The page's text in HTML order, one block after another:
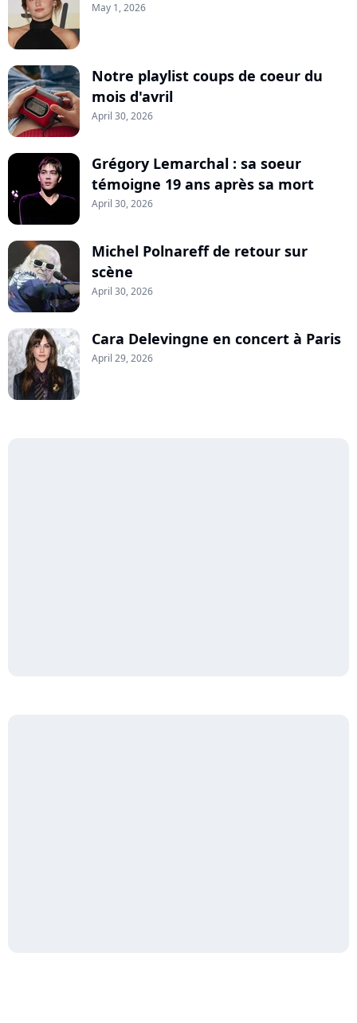
May 1, 2026
Notre playlist coups de coeur du
mois d'avril
April 30, 2026
Grégory Lemarchal : sa soeur
témoigne 19 ans après sa mort
April 30, 2026
Michel Polnareff de retour sur
scène
April 30, 2026
Cara Delevingne en concert à Paris
April 29, 2026